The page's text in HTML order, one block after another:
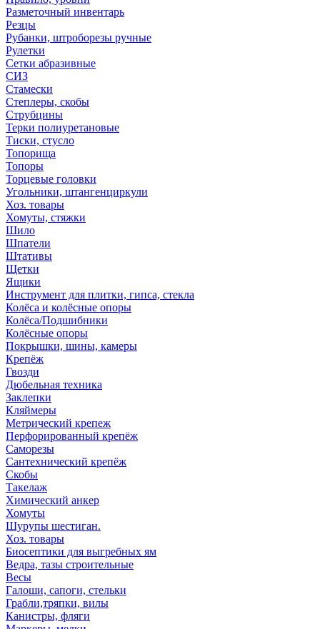
Разметочный инвентарь
Резцы
Рубанки, штроборезы ручные
Рулетки
Сетки абразивные
СИЗ
Стамески
Степлеры, скобы
Струбцины
Терки полиуретановые
Тиски, стусло
Топорища
Топоры
Торцевые головки
Угольники, штангенциркули
Хоз. товары
Хомуты, стяжки
Шило
Шпатели
Штативы
Щетки
Ящики
Инструмент для плитки, гипса, стекла
Колёса и колёсные опоры
Колёса/Подшибники
Колёсные опоры
Покрышки, шины, камеры
Крепёж
Гвозди
Дюбельная техника
Заклепки
Кляймеры
Метрический крепеж
Перфорированный крепёж
Саморезы
Сантехнический крепёж
Скобы
Такелаж
Химический анкер
Хомуты
Шурупы шестиган.
Хоз. товары
Биосептики для выгребных ям
Ведра, тазы строительные
Весы
Галоши, сапоги, стельки
Грабли,тряпки, вилы
Канистры, фляги